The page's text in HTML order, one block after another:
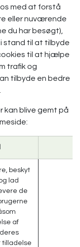
med at forstå
eller nuværende
du har besøgt),
stand til at tilbyde
til at hjælpe
trafik og
tilbyde en bedre
kan blive gemt på
beskyt
lad
de
af
tilladelse